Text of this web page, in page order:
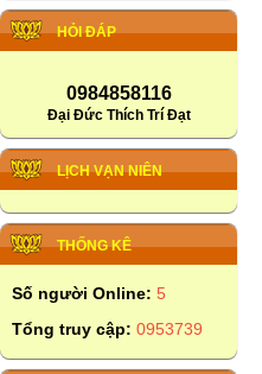
HỎI ĐÁP
0984858116
Đại Đức Thích Trí Đạt
LỊCH VẠN NIÊN
THỐNG KÊ
Số người Online: 5
Tổng truy cập: 0953739